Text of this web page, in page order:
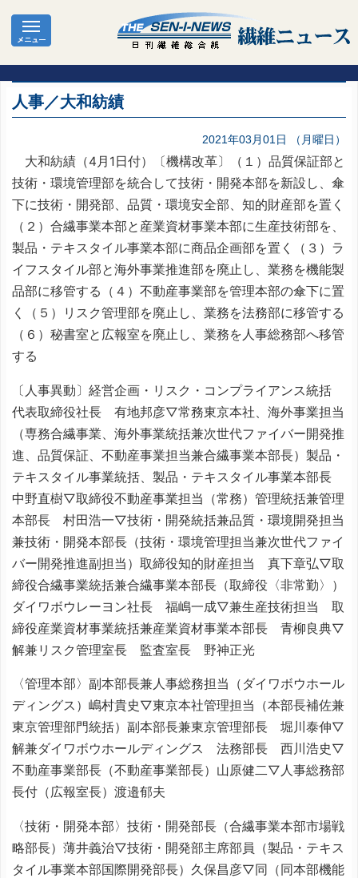
人事／大和紡績
2021年03月01日 （月曜日）
大和紡績（4月1日付）〔機構改革〕（１）品質保証部と
技術・環境管理部を統合して技術・開発本部を新設し、傘
下に技術・開発部、品質・環境安全部、知的財産部を置く
（２）合繊事業本部と産業資材事業本部に生産技術部を、
製品・テキスタイル事業本部に商品企画部を置く（３）ラ
イフスタイル部と海外事業推進部を廃止し、業務を機能製
品部に移管する（４）不動産事業部を管理本部の傘下に置
く（５）リスク管理部を廃止し、業務を法務部に移管する
（６）秘書室と広報室を廃止し、業務を人事総務部へ移管
する
〔人事異動〕経営企画・リスク・コンプライアンス統括
代表取締役社長 有地邦彦▽常務東京本社、海外事業担当
（専務合繊事業、海外事業統括兼次世代ファイバー開発推
進、品質保証、不動産事業担当兼合繊事業本部長）製品・
テキスタイル事業統括、製品・テキスタイル事業本部長
中野直樹▽取締役不動産事業担当（常務）管理統括兼管理
本部長 村田浩一▽技術・開発統括兼品質・環境開発担当
兼技術・開発本部長（技術・環境管理担当兼次世代ファイ
バー開発推進副担当）取締役知的財産担当 真下章弘▽取
締役合繊事業統括兼合繊事業本部長（取締役〈非常勤〉）
ダイワボウレーヨン社長 福嶋一成▽兼生産技術担当 取
締役産業資材事業統括兼産業資材事業本部長 青柳良典▽
解兼リスク管理室長 監査室長 野神正光
〈管理本部〉副本部長兼人事総務担当（ダイワボウホール
ディングス）嶋村貴史▽東京本社管理担当（本部長補佐兼
東京管理部門統括）副本部長兼東京管理部長 堀川泰伸▽
解兼ダイワボウホールディングス 法務部長 西川浩史▽
不動産事業部長（不動産事業部長）山原健二▽人事総務部
長付（広報室長）渡邉郁夫
〈技術・開発本部〉技術・開発部長（合繊事業本部市場戦
略部長）薄井義治▽技術・開発部主席部員（製品・テキス
タイル事業本部国際開発部長）久保昌彦▽同（同本部機能